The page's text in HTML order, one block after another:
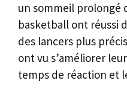
un sommeil prolongé
basketball ont réussi
des lancers plus
ont vu s’améliorer
temps de réaction et